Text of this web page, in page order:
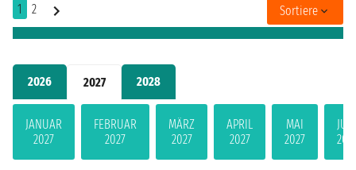
2026 2027 2028
JANUAR
2027
FEBRUAR
2027
MÄRZ
2027
APRIL
2027
MAI
2027
1 2 Sortiere